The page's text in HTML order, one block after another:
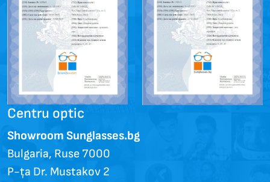
Centru optic
Showroom Sunglasses.bg
Bulgaria, Ruse 7000
P-ța Dr. Mustakov 2